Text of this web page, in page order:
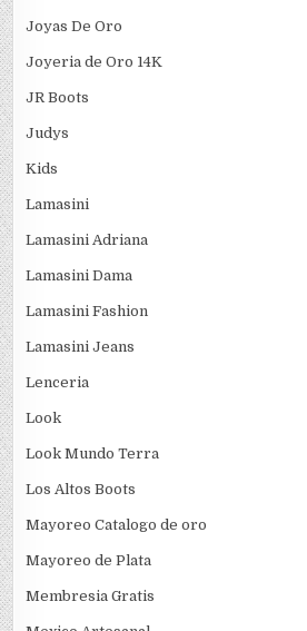
Joyas De Oro
Joyeria de Oro 14K
JR Boots
Judys
Kids
Lamasini
Lamasini Adriana
Lamasini Dama
Lamasini Fashion
Lamasini Jeans
Lenceria
Look
Look Mundo Terra
Los Altos Boots
Mayoreo Catalogo de oro
Mayoreo de Plata
Membresia Gratis